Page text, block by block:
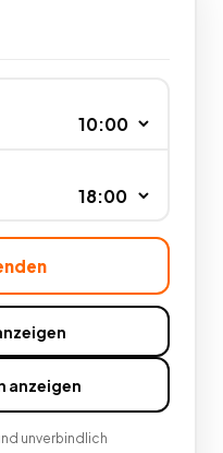
anzeigen
unverbindlich